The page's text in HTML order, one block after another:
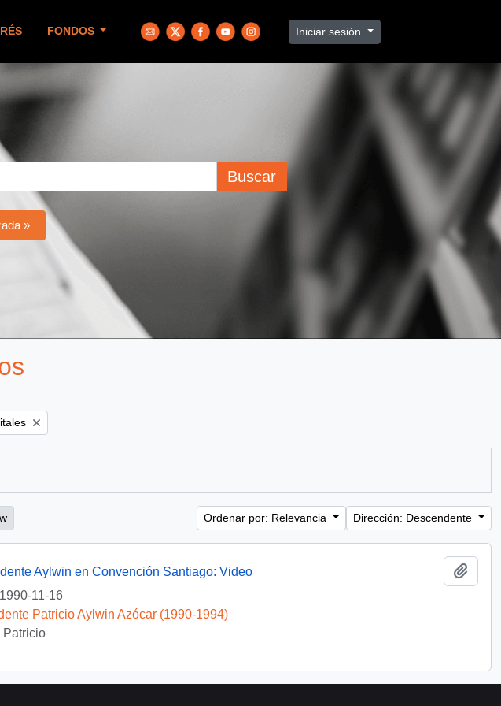
FONDOS Iniciar sesión
Buscar
»
Ordenar por: Relevancia Dirección: Descendente
Aylwin en Convención Santiago: Video
1990-11-16
Patricio Aylwin Azócar (1990-1994)
Patricio